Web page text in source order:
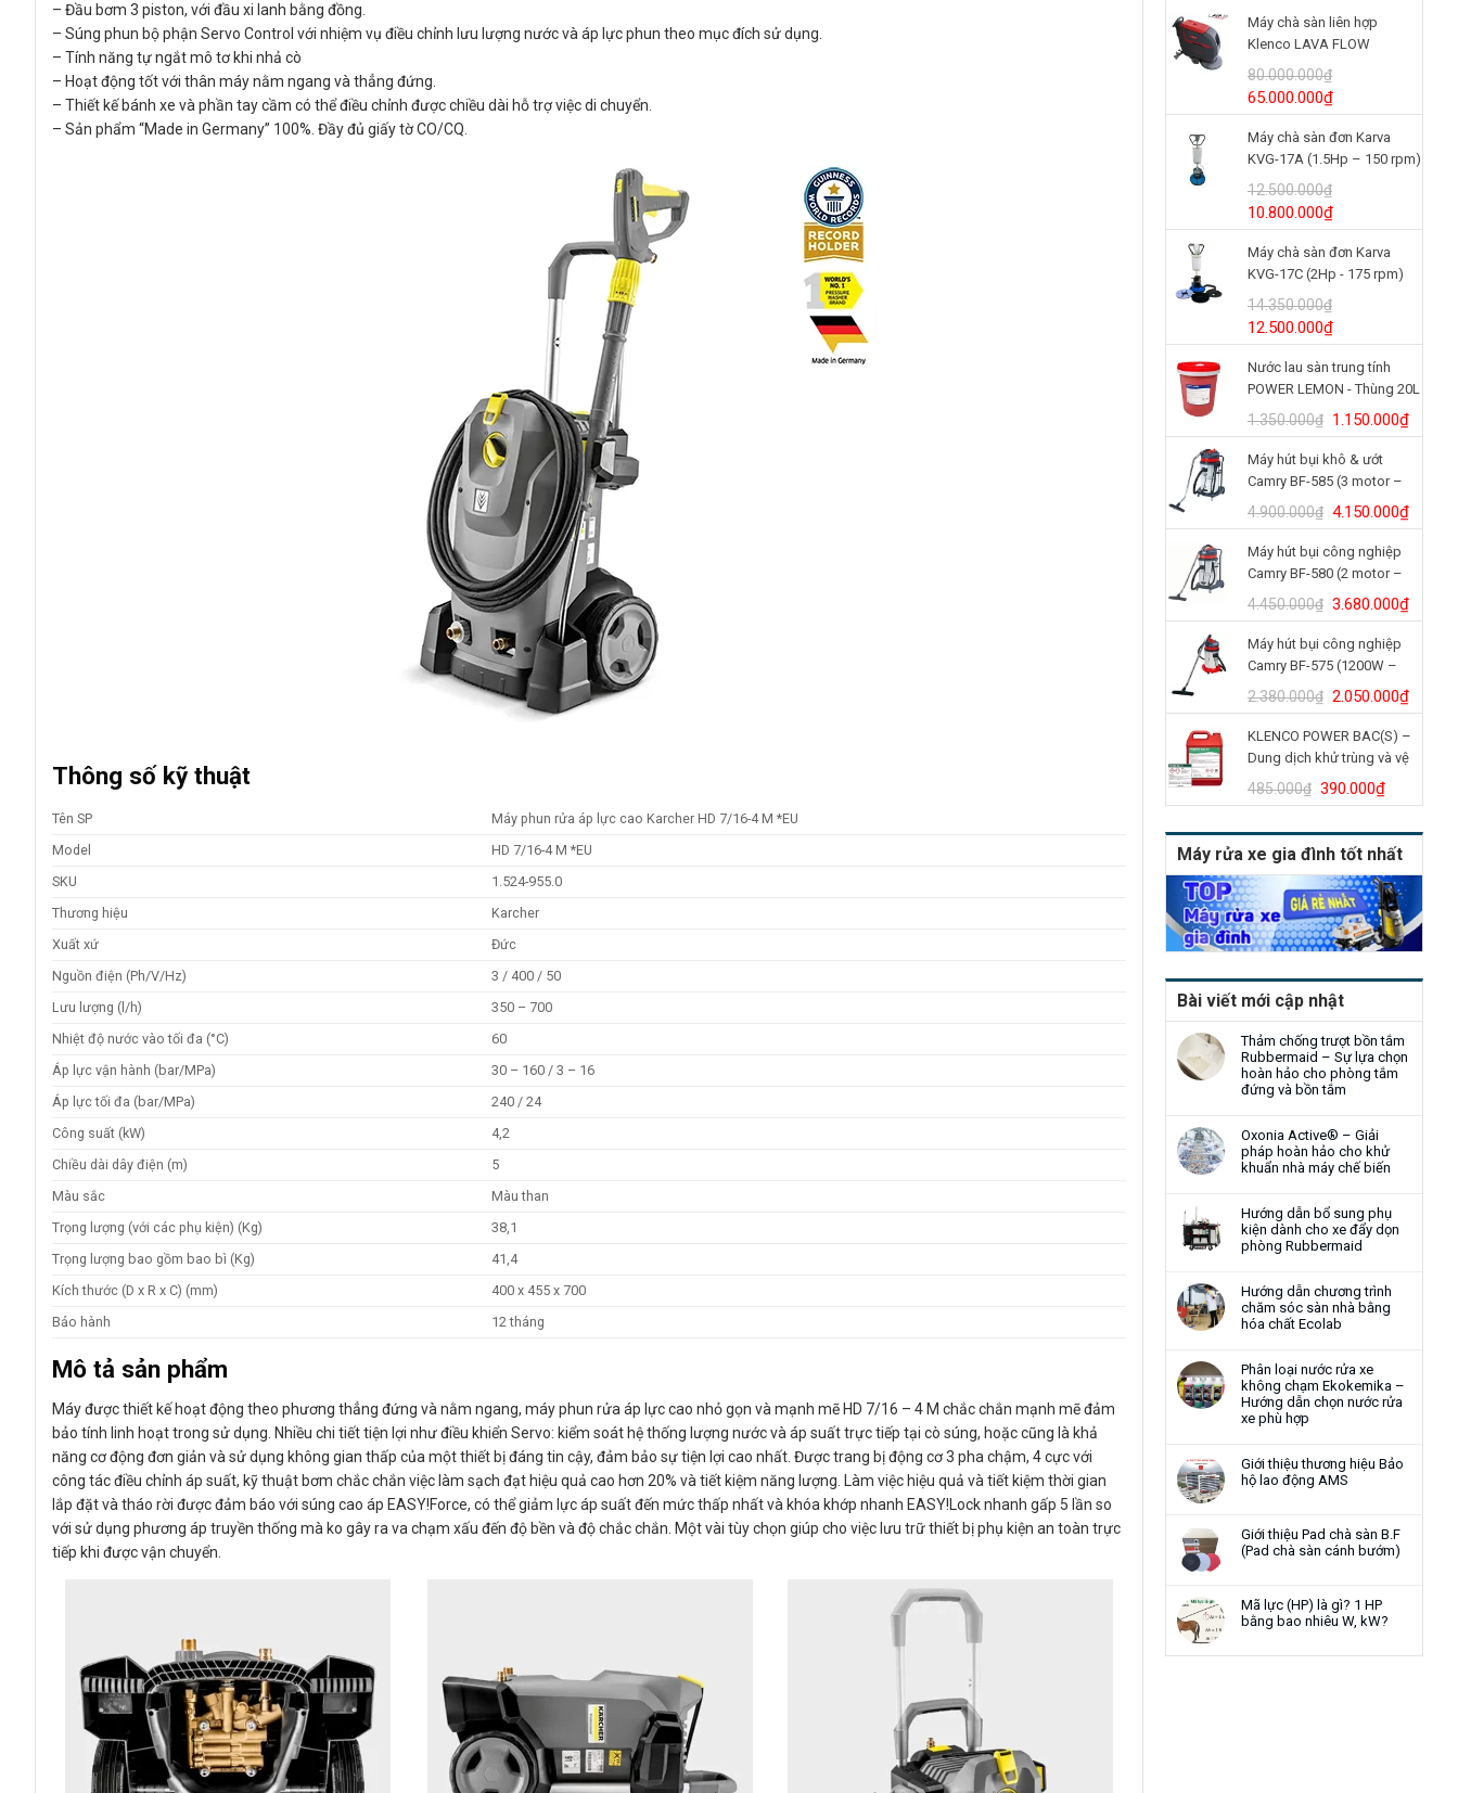
Máy chà sàn liên hợp
Klenco LAVA FLOW
(24V/125Ah)
80.000.000₫
Giá
gốc
là:
80.000.000₫.
65.000.000₫Giá
hiện
tại
là:
Máy chà sàn đơn Karva
KVG-17A (1.5Hp – 150 rpm)
12.500.000₫
Giá
gốc
là:
12.500.000₫.
10.800.000₫Giá
hiện
tại
là:
Máy chà sàn đơn Karva
KVG-17C (2Hp - 175 rpm)
14.350.000₫
Giá
gốc
là:
14.350.000₫.
12.500.000₫Giá
hiện
tại
là:
12.500.000₫.
Nước lau sàn trung tính
POWER LEMON - Thùng 20L
1.350.000₫ Giá
gốc
là:
1.350.000₫.
1.150.000₫Giá
hiện
Máy hút bụi khô & ướt
Camry BF-585 (3 motor –
80L)
4.900.000₫ Giá
gốc
là:
4.900.000₫.
4.150.000₫Giá
hiện
Máy hút bụi công nghiệp
Camry BF-580 (2 motor –
70L)
4.450.000₫ Giá
gốc
là:
4.450.000₫.
3.680.000₫Giá
hiện
Máy hút bụi công nghiệp
Camry BF-575 (1200W –
30L)
2.380.000₫ Giá
gốc
là:
2.380.000₫.
2.050.000₫Giá
hiện
tại
là:
KLENCO POWER BAC(S) –
Dung dịch khử trùng và vệ
sinh bồn cầu (Can 5L)
485.000₫ Giá
gốc
là:
485.000₫.
390.000₫Giá
hiện
tại
là:
Máy rửa xe gia đình tốt nhất
Bài viết mới cập nhật
Thảm chống trượt bồn tắm
Rubbermaid – Sự lựa chọn
hoàn hảo cho phòng tắm
đứng và bồn tắm
Oxonia Active® – Giải
pháp hoàn hảo cho khử
khuẩn nhà máy chế biến
Hướng dẫn bổ sung phụ
kiện dành cho xe đẩy dọn
phòng Rubbermaid
Hướng dẫn chương trình
chăm sóc sàn nhà bằng
hóa chất Ecolab
Phân loại nước rửa xe
không chạm Ekokemika –
Hướng dẫn chọn nước rửa
xe phù hợp
Giới thiệu thương hiệu Bảo
hộ lao động AMS
Giới thiệu Pad chà sàn B.F
(Pad chà sàn cánh bướm)
Mã lực (HP) là gì? 1 HP
bằng bao nhiêu W, kW?
– Đầu bơm 3 piston, với đầu xi lanh bằng đồng.
– Súng phun bộ phận Servo Control với nhiệm vụ điều chỉnh lưu lượng nước và áp lực phun theo mục đích sử dụng.
– Tính năng tự ngắt mô tơ khi nhả cò
– Hoạt động tốt với thân máy nằm ngang và thẳng đứng.
– Thiết kế bánh xe và phần tay cầm có thể điều chỉnh được chiều dài hỗ trợ việc di chuyển.
– Sản phẩm “Made in Germany” 100%. Đầy đủ giấy tờ CO/CQ.
Thông số kỹ thuật
Tên SP
Máy phun rửa áp lực cao Karcher HD 7/16-4 M *EU
Model
HD 7/16-4 M *EU
SKU
1.524-955.0
Thương hiệu
Karcher
Xuất xứ
Đức
Nguồn điện (Ph/V/Hz)
3 / 400 / 50
Lưu lượng (l/h)
350 – 700
Nhiệt độ nước vào tối đa (°C)
60
Áp lực vận hành (bar/MPa)
30 – 160 / 3 – 16
Áp lực tối đa (bar/MPa)
240 / 24
Công suất (kW)
4,2
Chiều dài dây điện (m)
5
Màu sắc
Màu than
Trọng lượng (với các phụ kiện) (Kg)
38,1
Trọng lượng bao gồm bao bì (Kg)
41,4
Kích thước (D x R x C) (mm)
400 x 455 x 700
Bảo hành
12 tháng
Mô tả sản phẩm
Máy được thiết kế hoạt động theo phương thẳng đứng và nằm ngang, máy phun rửa áp lực cao nhỏ gọn và mạnh mẽ HD 7/16 – 4 M chắc chắn mạnh mẽ đảm
bảo tính linh hoạt trong sử dụng. Nhiều chi tiết tiện lợi như điều khiển Servo: kiểm soát hệ thống lượng nước và áp suất trực tiếp tại cò súng, hoặc cũng là khả
năng cơ động đơn giản và sử dụng không gian thấp của một thiết bị đáng tin cậy, đảm bảo sự tiện lợi cao nhất. Được trang bị động cơ 3 pha chậm, 4 cực với
công tác điều chỉnh áp suất, kỹ thuật bơm chắc chắn việc làm sạch đạt hiệu quả cao hơn 20% và tiết kiệm năng lượng. Làm việc hiệu quả và tiết kiệm thời gian
lắp đặt và tháo rời được đảm báo với súng cao áp EASY!Force, có thể giảm lực áp suất đến mức thấp nhất và khóa khớp nhanh EASY!Locknhanh gấp 5 lần so
với sử dụng phương áp truyền thống mà ko gây ra va chạm xấu đến độ bền và độ chắc chắn. Một vài tùy chọn giúp cho việc lưu trữ thiết bị phụ kiện an toàn trực
tiếp khi được vận chuyển.